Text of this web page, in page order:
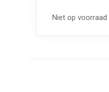
Niet op voorraad